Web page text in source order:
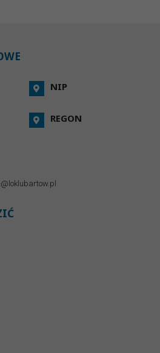
NIP
REGON